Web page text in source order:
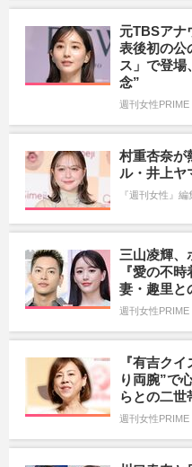
元TBSアナ
表後初の公
ス」で登場
念”
週刊女性PRIME
村重杏奈が
ル・井上ヤ
『週刊女性』編
三山凌輝、
『愛の不
妻・趣里と
週刊女性PRIME
『有吉ク
り両腕”で
らとの二世
週刊女性PRIME